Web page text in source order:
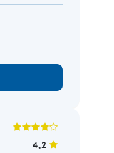
4,2